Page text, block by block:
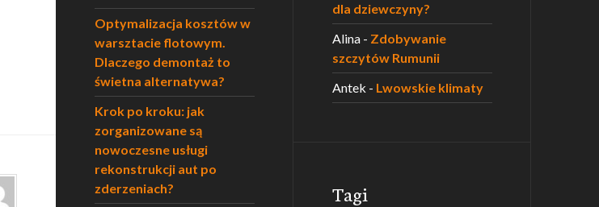
Optymalizacja kosztów w
warsztacie flotowym.
Dlaczego demontaż to
świetna alternatywa?
Krok po kroku: jak
zorganizowane są
nowoczesne usługi
rekonstrukcji aut po
zderzeniach?
dla dziewczyny?
Alina - Zdobywanie
szczytów Rumunii
Antek - Lwowskie klimaty
Tagi